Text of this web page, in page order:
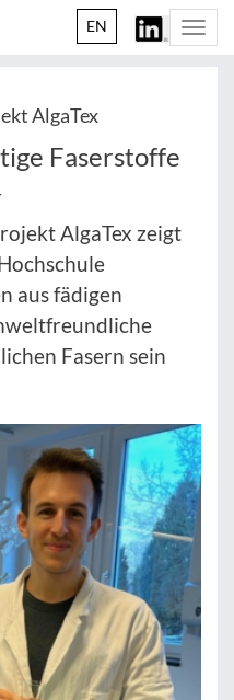
EN
AlgaTex
Faserstoffe
AlgaTex zeigt
aus fädigen
Fasern sein